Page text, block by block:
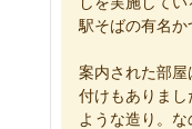
駅そばの有名か
案内された部屋
付けもありま
ような造り。